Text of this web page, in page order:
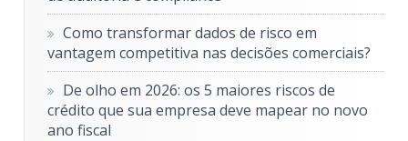
Como transformar dados de risco em
vantagem competitiva nas decisões comerciais?
De olho em 2026: os 5 maiores riscos de
crédito que sua empresa deve mapear no novo
ano fiscal